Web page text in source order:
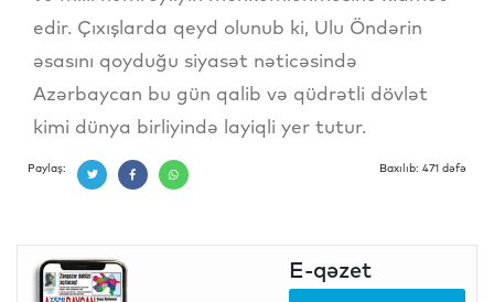
edir. Çıxışlarda qeyd olunub ki, Ulu Öndərin
əsasını qoyduğu siyasət nəticəsində
Azərbaycan bu gün qalib və qüdrətli dövlət
kimi dünya birliyində layiqli yer tutur.
Paylaş: Baxılıb: 471 dəfə
E-qəzet